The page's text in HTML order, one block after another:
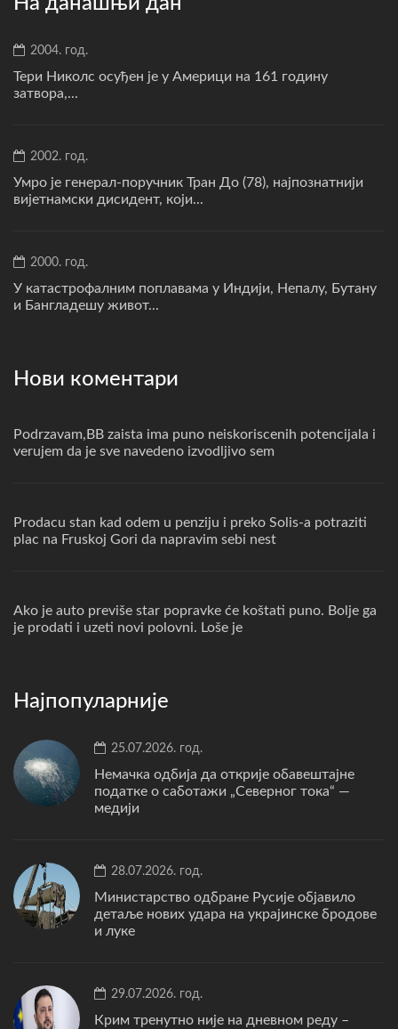
2004. год.
Тери Николс осуђен је у Америци на 161 годину
затвора,...
2002. год.
Умро је генерал-поручник Тран До (78), најпознатнији
вијетнамски дисидент, који...
2000. год.
У катастрофалним поплавама у Индији, Непалу, Бутану
и Бангладешу живот...
Нови коментари
Podrzavam,BB zaista ima puno neiskoriscenih potencijala i
verujem da je sve navedeno izvodljivo sem
Prodacu stan kad odem u penziju i preko Solis-a potraziti
plac na Fruskoj Gori da napravim sebi nest
Ako je auto previše star popravke će koštati puno. Bolje ga
je prodati i uzeti novi polovni. Loše je
Најпопуларније
25.07.2026. год.
Немачка одбија да открије обавештајне
податке о саботажи „Северног тока“ —
медији
28.07.2026. год.
Министарство одбране Русије објавило
детаље нових удара на украјинске бродове
и луке
29.07.2026. год.
Крим тренутно није на дневном реду –